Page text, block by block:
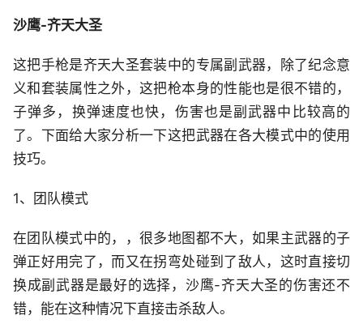
沙鹰-齐天大圣
这把手枪是齐天大圣套装中的专属副武器，除了纪念意
义和套装属性之外，这把枪本身的性能也是很不错的，
子弹多，换弹速度也快，伤害也是副武器中比较高的
了。下面给大家分析一下这把武器在各大模式中的使用
技巧。
1、团队模式
在团队模式中的，，很多地图都不大，如果主武器的子
弹正好用完了，而又在拐弯处碰到了敌人，这时直接切
换成副武器是最好的选择，沙鹰-齐天大圣的伤害还不
错，能在这种情况下直接击杀敌人。